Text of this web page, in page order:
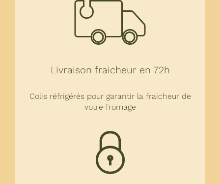
WooCommerce Mon Compte
Livraison fraicheur en 72h
Colis réfrigérés pour garantir la fraicheur de
votre fromage